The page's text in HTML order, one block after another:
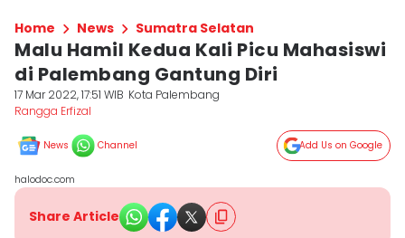
Home News Sumatra Selatan
Malu Hamil Kedua Kali Picu Mahasiswi
di Palembang Gantung Diri
17 Mar 2022, 17:51 WIB Kota Palembang
Rangga Erfizal
News Channel Add Us on Google
halodoc.com
Share Article